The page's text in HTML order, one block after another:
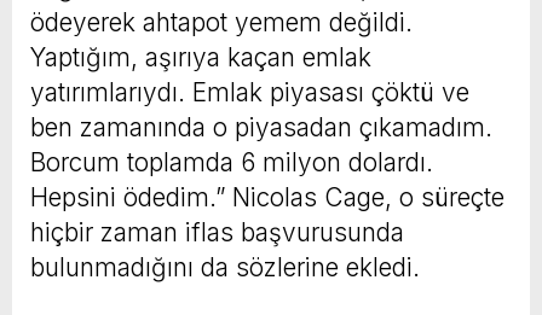
ödeyerek ahtapot yemem değildi.
Yaptığım, aşırıya kaçan emlak
yatırımlarıydı. Emlak piyasası çöktü ve
ben zamanında o piyasadan çıkamadım.
Borcum toplamda 6 milyon dolardı.
Hepsini ödedim.” Nicolas Cage, o süreçte
hiçbir zaman iflas başvurusunda
bulunmadığını da sözlerine ekledi.